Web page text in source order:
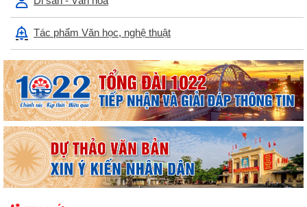
Tác phẩm Văn học, nghệ thuật
Hội nghị toàn quốc nghiên cứu, học tập, quán triệt và triển khai
thực hiện Nghị quyết Hội nghị lần...
Ban đại diện Hội đồng quản trị Ngân hàng Chính sách xã hội xã
Thanh Hà họp phiên thường kỳ Quý II...
Khai mạc Lớp bồi dưỡng cập nhật kiến thức cho cán bộ Hội Liên
hiệp Phụ nữ cơ sở năm 2026
Công an thành phố Hải Phòng khai giảng lớp bồi dưỡng nghiệp
vụ cho lực lượng tham gia bảo vệ an...